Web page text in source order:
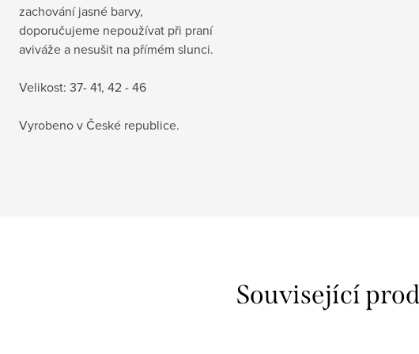
zachování jasné barvy,
doporučujeme nepoužívat při praní
aviváže a nesušit na přímém slunci.
Velikost: 37- 41, 42 - 46
Vyrobeno v České republice.
Související